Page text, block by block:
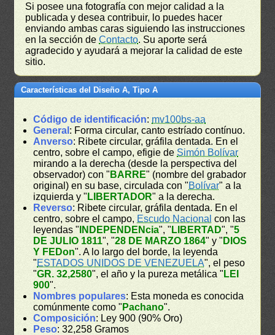
Si posee una fotografía con mejor calidad a la
publicada y desea contribuir, lo puedes hacer
enviando ambas caras siguiendo las instrucciones
en la sección deContacto. Su aporte será
agradecido y ayudará a mejorar la calidad de este
sitio.
Características del Diseño A, Tipo A
Código de identificación: mv100bs-aa
General : Forma circular, canto estríado contínuo.
Anverso: Ribete circular, gráfila dentada. En el
centro, sobre el campo, efigie deSimón Bolívar
mirando a la derecha (desde la perspectiva del
observador) con " BARRE" (nombre del grabador
original) en su base, circulada con "Bolívar" a la
izquierda y " LIBERTADOR" a la derecha.
Reverso: Ribete circular, gráfila dentada. En el
centro, sobre el campo, Escudo Nacional con las
leyendas " INDEPENDENcia", " LIBERTAD", "5
DE JULIO 1811", "28 DE MARZO 1864" y " DIOS
Y FEDon". A lo largo del borde, la leyenda
"ESTADOS UNIDOS DE VENEZUELA", el peso
"GR. 32,2580", el año y la pureza metálica " LEI
900".
Nombres populares: Esta moneda es conocida
comúnmente como " Pachano".
Composición: Ley 900 (90% Oro)
Peso: 32,258 Gramos